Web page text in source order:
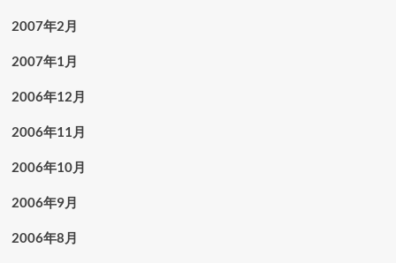
2007年2月
2007年1月
2006年12月
2006年11月
2006年10月
2006年9月
2006年8月